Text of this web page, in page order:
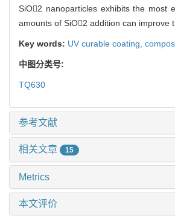
SiO2 nanoparticles exhibits the most
amounts of SiO2 addition can improve
Key words: UV curable coating,
中图分类号:
TQ630
参考文献
相关文章 15
Metrics
本文评价